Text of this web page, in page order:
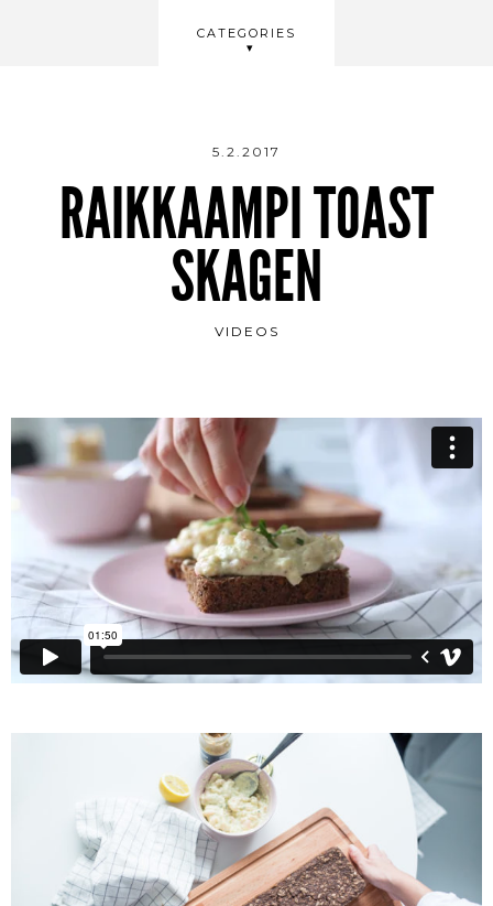
CATEGORIES
BEAUTY
5.2.2017
RAIKKAAMPI TOAST
SKAGEN
VIDEOS